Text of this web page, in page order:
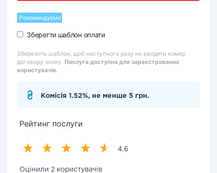
Рекомендуємо
Зберегти шаблон оплати
Збережіть шаблон, щоб наступного разу не вводити номер
договору знову. Послуга доступна для зареєстрованих
користувачів.
Комісія 1.52%, не менше 5 грн.
Рейтинг послуги
4.6
Оцінили 2 користувачів